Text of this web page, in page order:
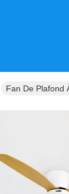
Fan De Plafond